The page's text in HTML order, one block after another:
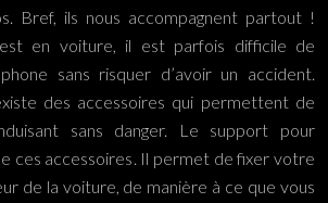
Bref, ils nous accompagnent partout !
en voiture, il est parfois difficile de
sans risquer d’avoir un accident.
des accessoires qui permettent de
sans danger. Le support pour
ces accessoires. Il permet de fixer votre
de la voiture, de manière à ce que vous